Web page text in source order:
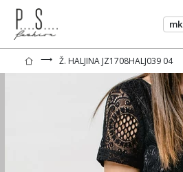
mk
⟶ Ž. HALJINA JZ1708HALJ039 04